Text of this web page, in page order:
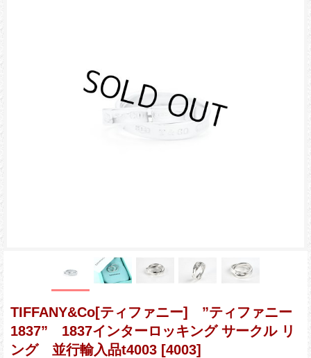
TIFFANY&Co[ティファニー] ”ティファニー
1837” 1837インターロッキング サークル リ
ング 並行輸入品t4003 [4003]